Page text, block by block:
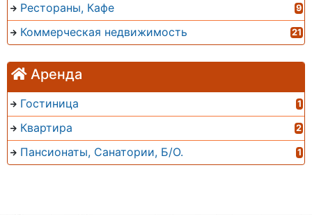
Рестораны, Кафе 9
Коммерческая недвижимость 21
Аренда
Гостиница 1
Квартира 2
Пансионаты, Санатории, Б/О. 1